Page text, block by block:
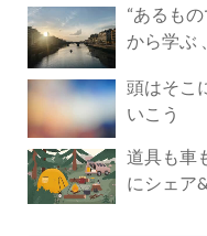
“あるも
から学ぶ
頭はそこ
いこう
道具も車
にシェア